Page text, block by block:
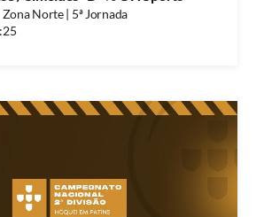
Norte | 5ª Jornada